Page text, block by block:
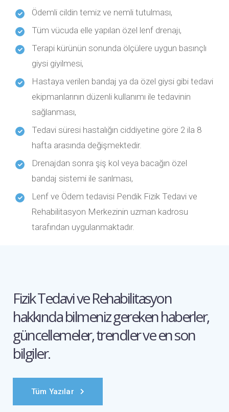
Ödemli cildin temiz ve nemli tutulması,
Tüm vücuda elle yapılan özel lenf drenajı,
Terapi kürünün sonunda ölçülere uygun basınçlı
giysi giyilmesi,
Hastaya verilen bandaj ya da özel giysi gibi tedavi
ekipmanlarının düzenli kullanımı ile tedavinin
sağlanması,
Tedavi süresi hastalığın ciddiyetine göre 2 ila 8
hafta arasında değişmektedir.
Drenajdan sonra şiş kol veya bacağın özel
bandaj sistemi ile sarılması,
Lenf ve Ödem tedavisi Pendik Fizik Tedavi ve
Rehabilitasyon Merkezinin uzman kadrosu
tarafından uygulanmaktadır.
Fizik Tedavi ve Rehabilitasyon
hakkında bilmeniz gerekenhaberler,
güncellemeler, trendler ve en son
bilgiler.
Tüm Yazılar